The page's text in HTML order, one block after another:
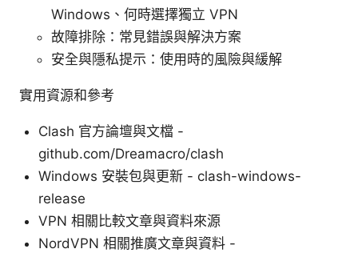
Windows、何時選擇獨立 VPN
故障排除：常見錯誤與解決方案
安全與隱私提示：使用時的風險與緩解
實用資源和參考
Clash 官方論壇與文檔 -
github.com/Dreamacro/clash
Windows 安裝包與更新 - clash-windows-
release
VPN 相關比較文章與資料來源
NordVPN 相關推廣文章與資料 -